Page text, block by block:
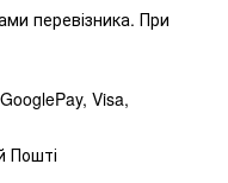
перевізника. При
Visa,
Пошті